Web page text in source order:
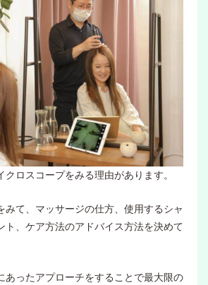
クロスコープをみる理由があります。
みて、マッサージの仕方、使用するシャ
ト、ケア方法のアドバイス方法を決めて
あったアプローチをすることで最大限の